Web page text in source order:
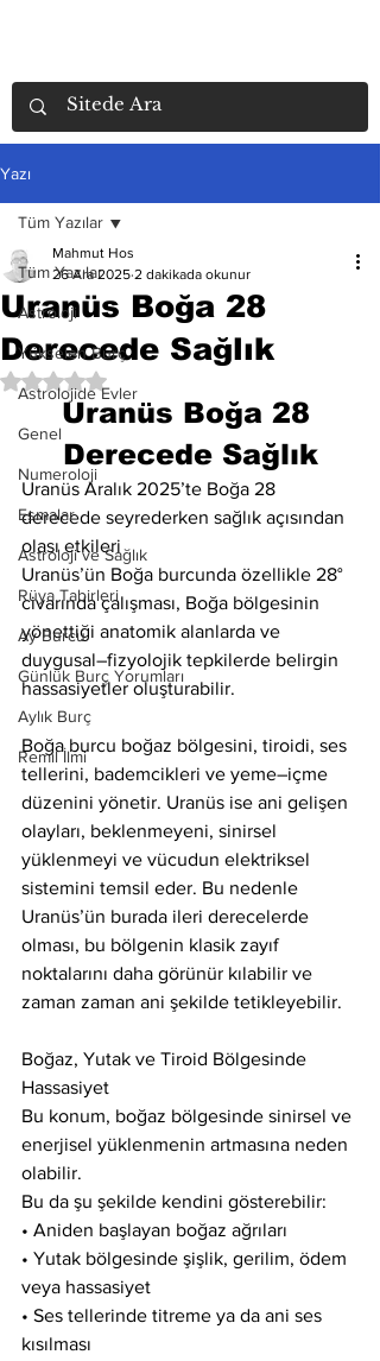
Yazı
Tüm Yazılar
Astroloji
Yükselen Burç
Astrolojide Evler
Genel
Numeroloji
Esmalar
Astroloji ve Sağlık
Rüya Tabirleri
Ay Burcu
Günlük Burç Yorumları
Aylık Burç
Remil İlmi
Tüm Yazılar
Uranüs Boğa 28
Derecede Sağlık
Mahmut Hos
26 Ara 2025 2 dakikada okunur
5 üzerinden NaN yıldız
Uranüs Boğa 28
Derecede Sağlık
Uranüs Aralık 2025’te Boğa 28
derecede seyrederken sağlık açısından
olası etkileri
Uranüs’ün Boğa burcunda özellikle 28°
civarında çalışması, Boğa bölgesinin
yönettiği anatomik alanlarda ve
duygusal–fizyolojik tepkilerde belirgin
hassasiyetler oluşturabilir.
Boğa burcu boğaz bölgesini, tiroidi, ses
tellerini, bademcikleri ve yeme–içme
düzenini yönetir. Uranüs ise ani gelişen
olayları, beklenmeyeni, sinirsel
yüklenmeyi ve vücudun elektriksel
sistemini temsil eder. Bu nedenle
Uranüs’ün burada ileri derecelerde
olması, bu bölgenin klasik zayıf
noktalarını daha görünür kılabilir ve
zaman zaman ani şekilde tetikleyebilir.
Boğaz, Yutak ve Tiroid Bölgesinde
Hassasiyet
Bu konum, boğaz bölgesinde sinirsel ve
enerjisel yüklenmenin artmasına neden
olabilir.
Bu da şu şekilde kendini gösterebilir:
• Aniden başlayan boğaz ağrıları
• Yutak bölgesinde şişlik, gerilim, ödem
veya hassasiyet
• Ses tellerinde titreme ya da ani ses
kısılması